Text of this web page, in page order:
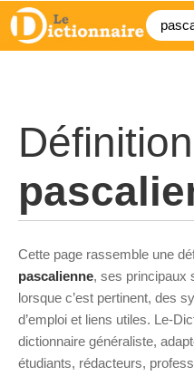
Définition
Cette page rassemble une
pascalienne, ses principaux
lorsque c’est pertinent, des
d’emploi et liens utiles. Le-
dictionnaire généraliste,
étudiants, rédacteurs,